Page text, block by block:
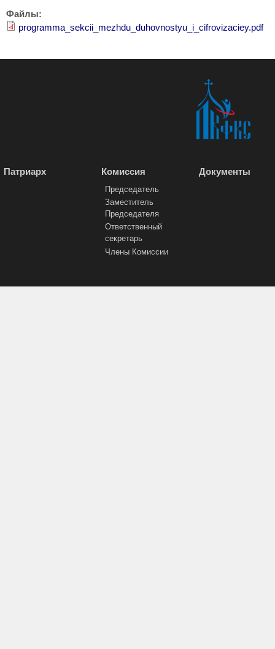
Файлы:
programma_sekcii_mezhdu_duhovnostyu_i_cifrovizaciey.pdf
Патриарх Комиссия
Председатель
Заместитель
Председателя
Ответственный
секретарь
Члены Комиссии
Документы